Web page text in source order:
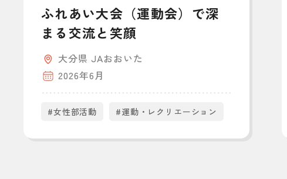
ふれあい大会（運動会）で深
まる交流と笑顔
大分県 JAおおいた
2026年6月
#女性部活動 #運動・レクリエーション